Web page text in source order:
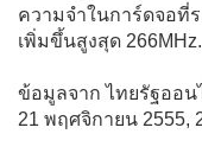
ความจำในการ์ดจอที่ร
เพิ่มขึ้นสูงสุด 266MHz.
ข้อมูลจาก ไทยรัฐออ
21 พฤศจิกายน 2555,